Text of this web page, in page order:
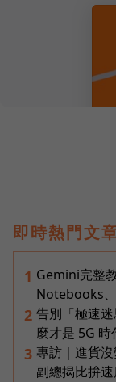
即時熱門文
1 Gemini完整
Notebooks
2 告別「極速
麼才是 5G 時
3 專訪｜進貨
副總揭比拚